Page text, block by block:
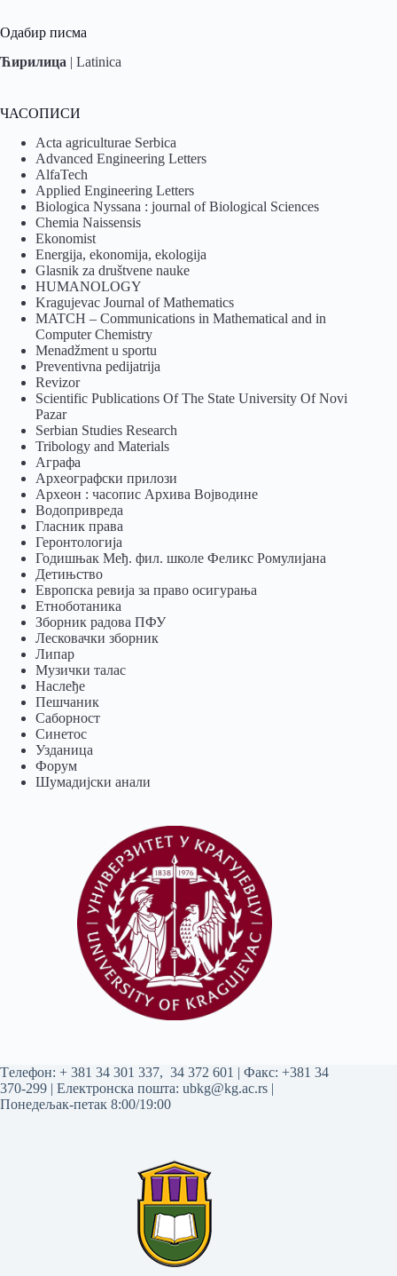
Одабир писма
Ћирилица | Latinica
ЧАСОПИСИ
Acta agriculturae Serbica
Advanced Engineering Letters
AlfaTech
Applied Engineering Letters
Biologica Nyssana : journal of Biological Sciences
Chemia Naissensis
Ekonomist
Energija, ekonomija, ekologija
Glasnik za društvene nauke
HUMANOLOGY
Kragujevac Journal of Mathematics
MATCH – Communications in Mathematical and in
Computer Chemistry
Menadžment u sportu
Preventivna pedijatrija
Revizor
Scientific Publications Of The State University Of Novi
Pazar
Serbian Studies Research
Tribology and Materials
Аграфа
Археографски прилози
Археон : часопис Архива Војводине
Водопривреда
Гласник права
Геронтологија
Годишњак Међ. фил. школе Феликс Ромулијана
Детињство
Европска ревија за право осигурања
Eтноботаника
Зборник радова ПФУ
Лесковачки зборник
Липар
Музички талас
Наслеђе
Пешчаник
Саборност
Синетос
Узданица
Форум
Шумадијски анали
Tелефон: + 381 34 301 337, 34 372 601 | Факс: +381 34
370-299 | Електронска пошта: ubkg@kg.ac.rs |
Понедељак-петак 8:00/19:00